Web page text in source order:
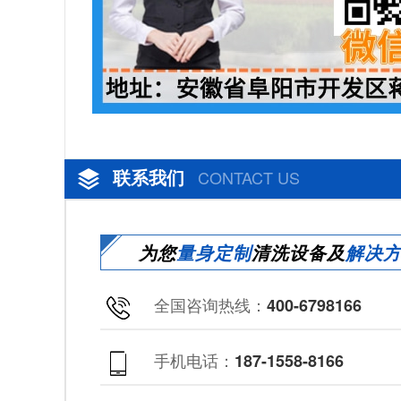
联系我们 CONTACT US
为您量身定制清洗设备及解决
全国咨询热线： 400-6798166
手机电话： 187-1558-8166